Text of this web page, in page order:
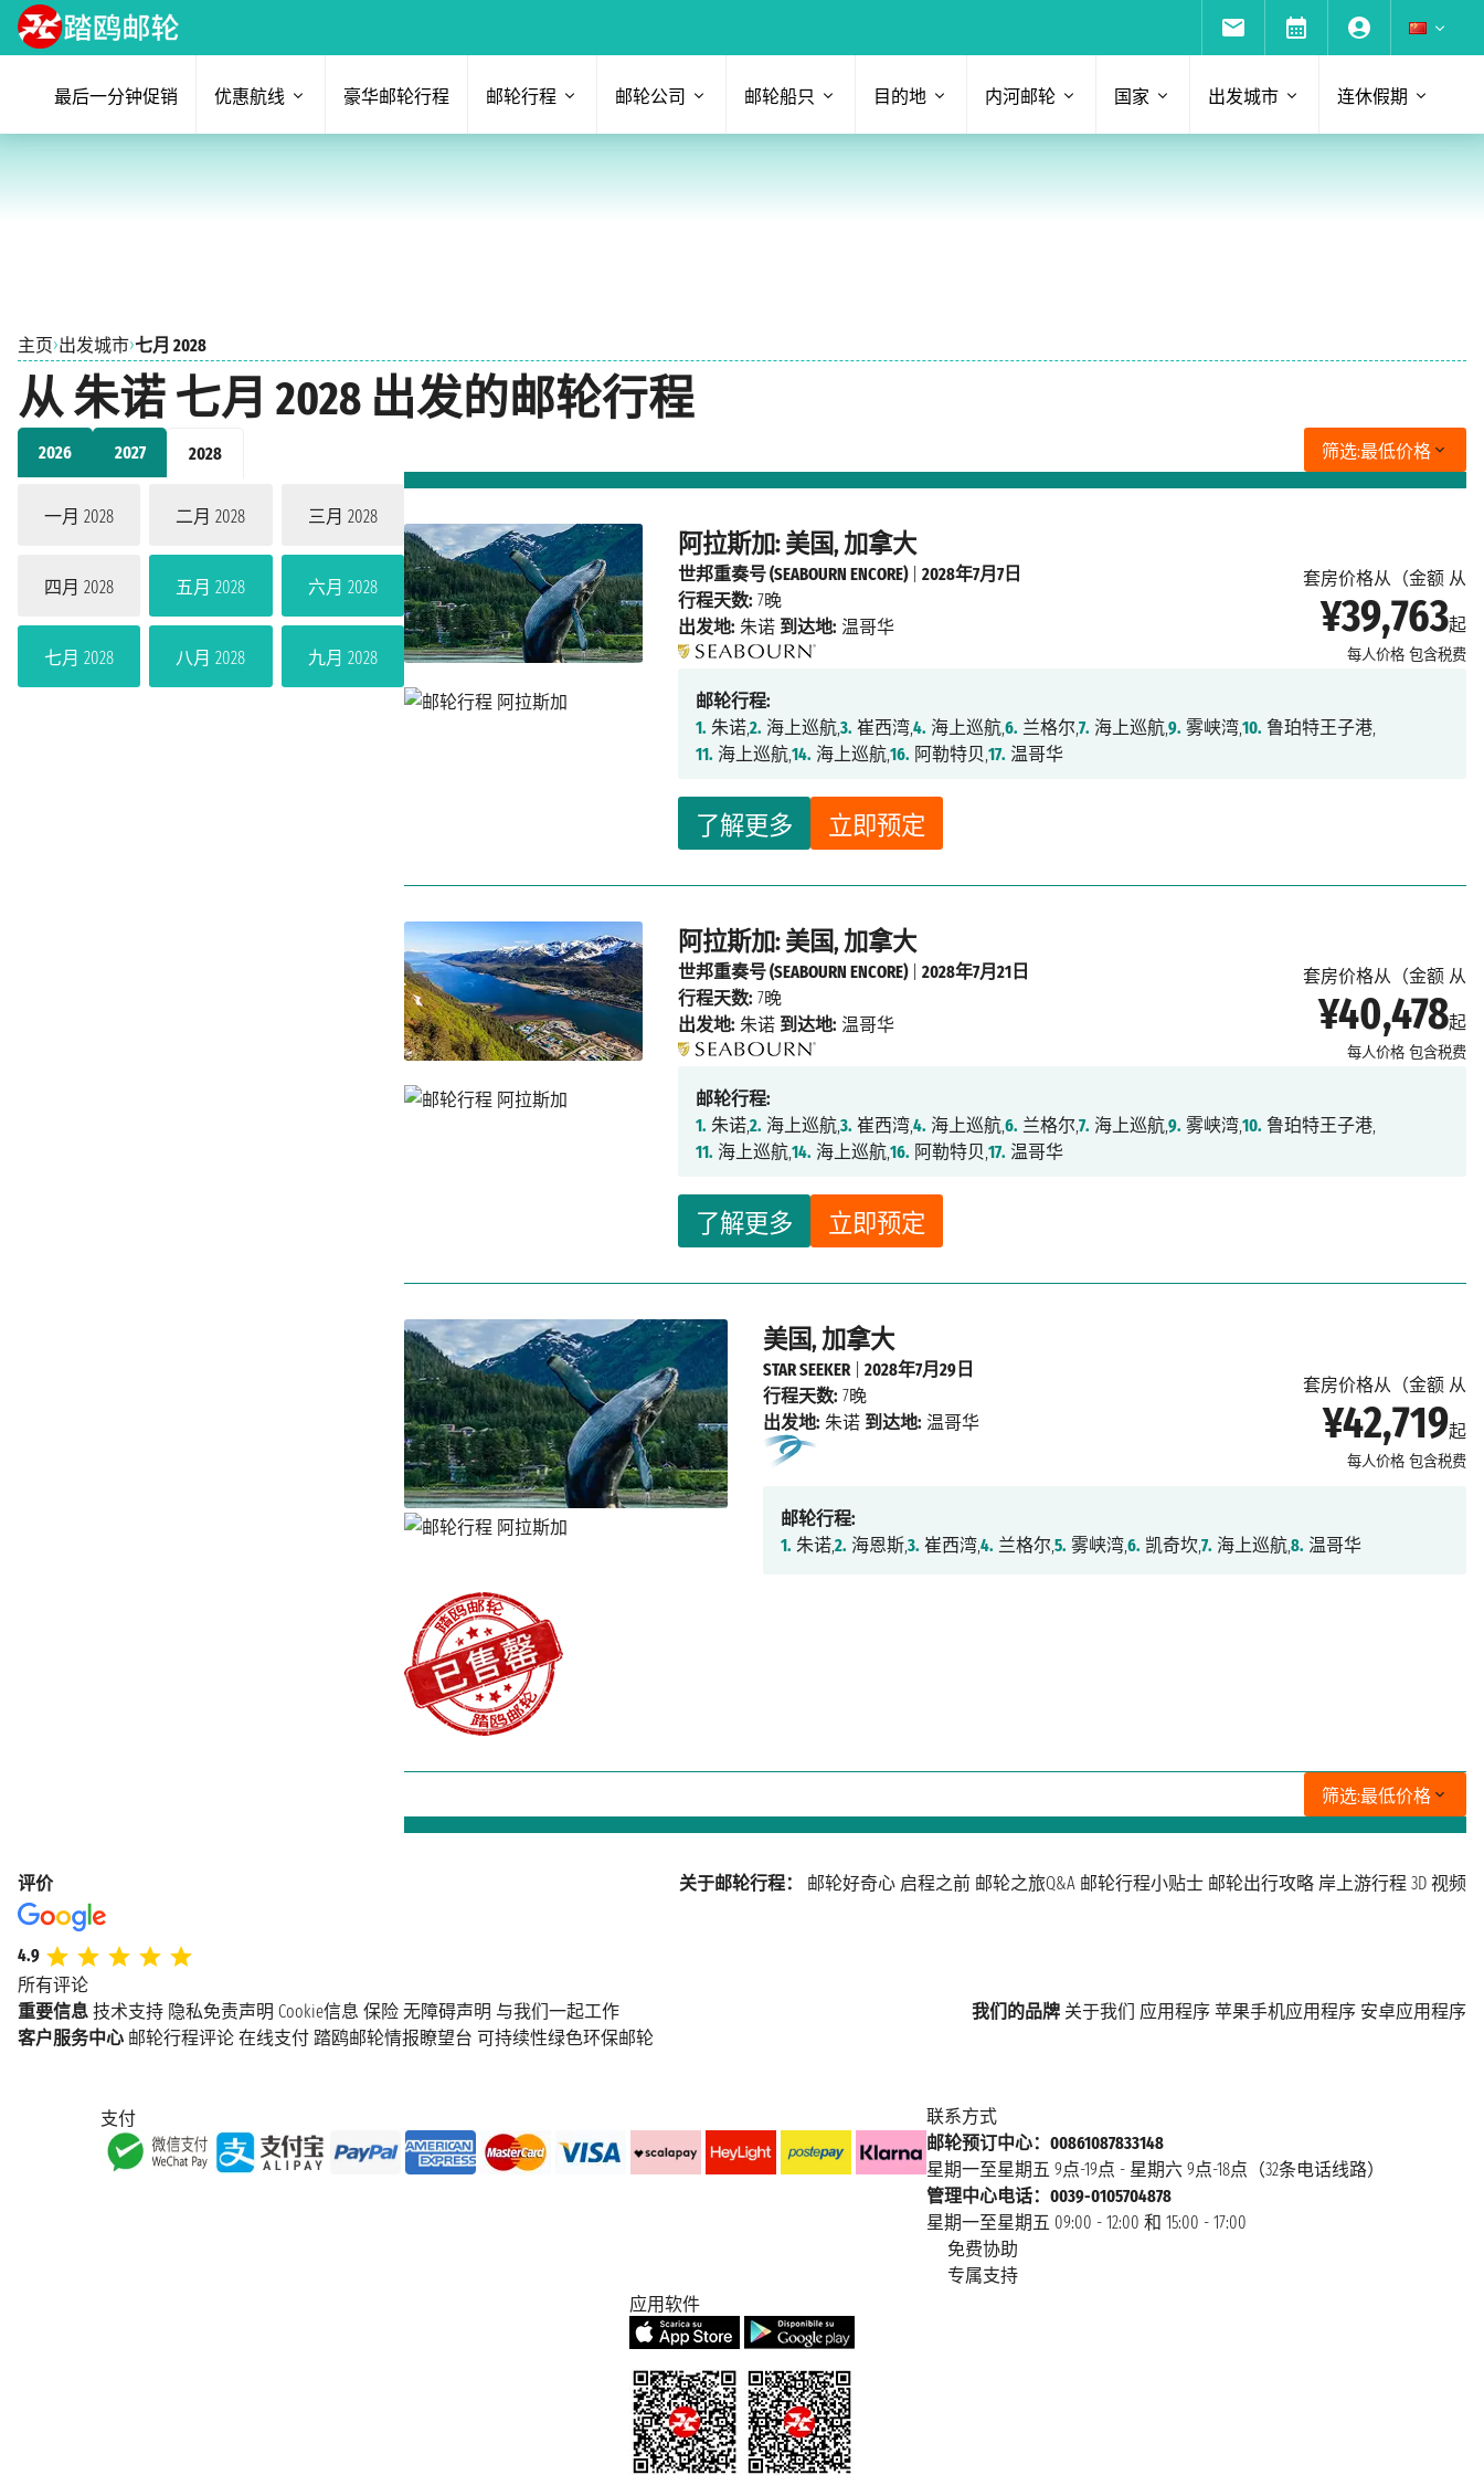
最后一分钟促销 优惠航线 豪华邮轮行程 邮轮行程 邮轮公司 邮轮船只 目的地 内河邮轮 国家 出发城市 连休假期
主页›出发城市›七月 2028
从 朱诺 七月 2028 出发的邮轮行程
2026 2027 2028
一月 2028 二月 2028 三月 2028
四月 2028 五月 2028 六月 2028
七月 2028 八月 2028 九月 2028
筛选:最低价格
阿拉斯加: 美国, 加拿大
套房价格从（金额 从
¥39,763起
每人价格 包含税费
了解更多 立即预定
世邦重奏号 (SEABOURN ENCORE)|2028年7月7日
行程天数: 7晚
出发地: 朱诺 到达地: 温哥华
邮轮行程:
1. 朱诺,2. 海上巡航,3. 崔西湾,4. 海上巡航,6. 兰格尔,7. 海上巡航,9. 雾峡湾,10. 鲁珀特王子港,
11. 海上巡航,14. 海上巡航,16. 阿勒特贝,17. 温哥华
阿拉斯加: 美国, 加拿大
套房价格从（金额 从
¥40,478起
每人价格 包含税费
了解更多 立即预定
世邦重奏号 (SEABOURN ENCORE)|2028年7月21日
行程天数: 7晚
出发地: 朱诺 到达地: 温哥华
邮轮行程:
1. 朱诺,2. 海上巡航,3. 崔西湾,4. 海上巡航,6. 兰格尔,7. 海上巡航,9. 雾峡湾,10. 鲁珀特王子港,
11. 海上巡航,14. 海上巡航,16. 阿勒特贝,17. 温哥华
美国, 加拿大
套房价格从（金额 从
¥42,719起
每人价格 包含税费
STAR SEEKER| 2028年7月29日
行程天数: 7晚
出发地: 朱诺 到达地: 温哥华
邮轮行程:
1. 朱诺,2. 海恩斯,3. 崔西湾,4. 兰格尔,5. 雾峡湾,6. 凯奇坎,7. 海上巡航,8. 温哥华
筛选:最低价格
评价
4.9
所有评论
关于邮轮行程： 邮轮好奇心 启程之前 邮轮之旅Q&A 邮轮行程小贴士 邮轮出行攻略 岸上游行程 3D 视频
重要信息 技术支持 隐私免责声明 Cookie信息 保险 无障碍声明 与我们一起工作 我们的品牌 关于我们 应用程序 苹果手机应用程序 安卓应用程序
客户服务中心 邮轮行程评论 在线支付 踏鸥邮轮情报瞭望台 可持续性绿色环保邮轮
支付
联系方式
邮轮预订中心：00861087833148
星期一至星期五 9点-19点 - 星期六 9点-18点（32条电话线路）
管理中心电话：0039-0105704878
星期一至星期五 09:00 - 12:00 和 15:00 - 17:00
免费协助
专属支持
应用软件